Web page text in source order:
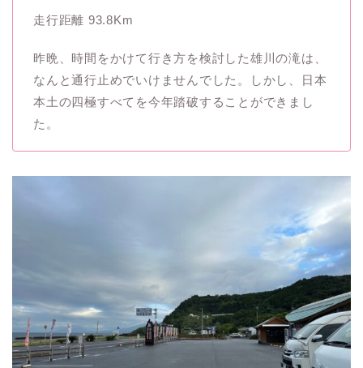
走行距離 93.8Km
昨晩、時間をかけて行き方を検討した雄川の滝は、
なんと通行止めでいけませんでした。しかし、日本
本土の四極すべてを今年踏破することができまし
た。